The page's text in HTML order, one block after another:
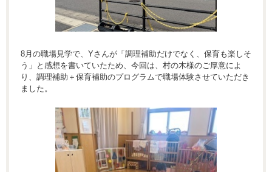
8月の職場見学で、Yさんが「調理補助だけでなく、保育も楽しそ
う」と感想を書いていたため、今回は、村の木様のご厚意によ
り、調理補助＋保育補助のプログラムで職場体験させていただき
ました。